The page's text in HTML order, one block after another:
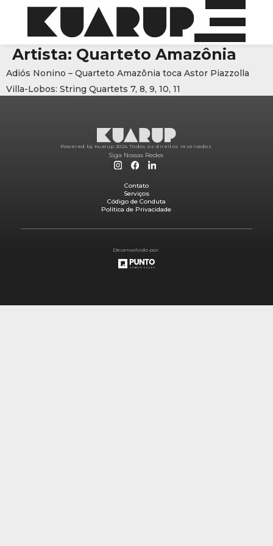
Artista: Quarteto Amazônia
Adiós Nonino – Quarteto Amazônia toca Astor Piazzolla
Villa-Lobos: String Quartets 7, 8, 9, 10, 11
Powered by Kuarup 2024. Todos os direitos reservados.
Siga Nossas Redes
Contato
Serviços
Código de Conduta
Política de Privacidade
Desenvolvido por: